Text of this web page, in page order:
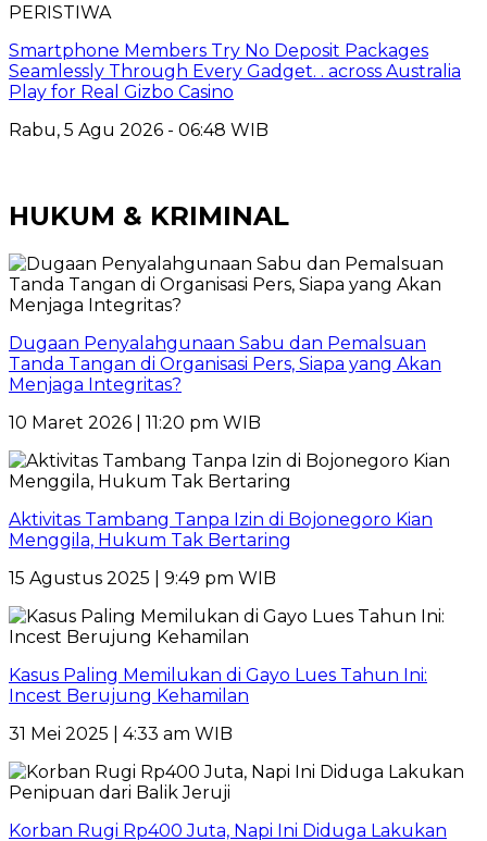
PERISTIWA
Smartphone Members Try No Deposit Packages
Seamlessly Through Every Gadget. . across Australia
Play for Real Gizbo Casino
Rabu, 5 Agu 2026 - 06:48 WIB
HUKUM & KRIMINAL
Dugaan Penyalahgunaan Sabu dan Pemalsuan
Tanda Tangan di Organisasi Pers, Siapa yang Akan
Menjaga Integritas?
10 Maret 2026 | 11:20 pm WIB
Aktivitas Tambang Tanpa Izin di Bojonegoro Kian
Menggila, Hukum Tak Bertaring
15 Agustus 2025 | 9:49 pm WIB
Kasus Paling Memilukan di Gayo Lues Tahun Ini:
Incest Berujung Kehamilan
31 Mei 2025 | 4:33 am WIB
Korban Rugi Rp400 Juta, Napi Ini Diduga Lakukan